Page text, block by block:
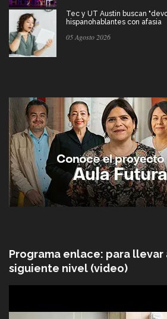
Tec y UT Austin buscan
hispanohablantes con afasia
05 Agosto 2026
Programa enlace: para llevar
siguiente nivel (video)